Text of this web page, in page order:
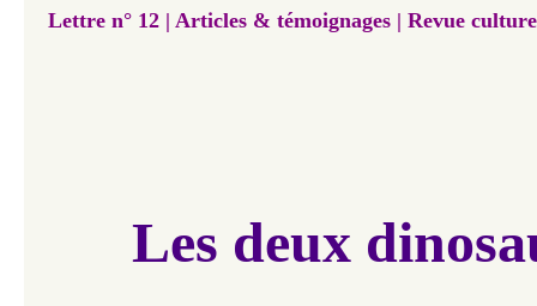
Lettre n° 12 | Articles & témoignages | Revue
Les deux